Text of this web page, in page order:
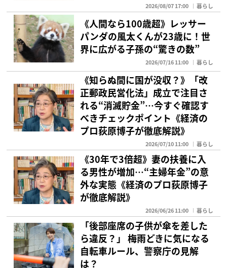
2026/08/07 17:00 暮らし
《人間なら100歳超》レッサー
パンダの風太くんが23歳に！世
界に広がる子孫の“驚きの数”
2026/07/16 11:00 暮らし
《知らぬ間に国が没収？》「改
正郵政民営化法」成立で注目さ
れる“消滅貯金”…今すぐ確認す
べきチェックポイント《経済の
プロ荻原博子が徹底解説》
2026/07/10 11:00 暮らし
《30年で3倍超》妻の扶養に入
る男性が増加…“主婦年金”の意
外な実態《経済のプロ荻原博子
が徹底解説》
2026/06/26 11:00 暮らし
「後部座席の子供が傘を差した
ら違反？」 梅雨どきに気になる
自転車ルール、警察庁の見解
は？